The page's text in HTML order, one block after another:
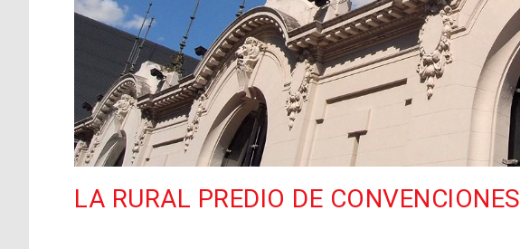
LA RURAL PREDIO DE CONVENCIONES